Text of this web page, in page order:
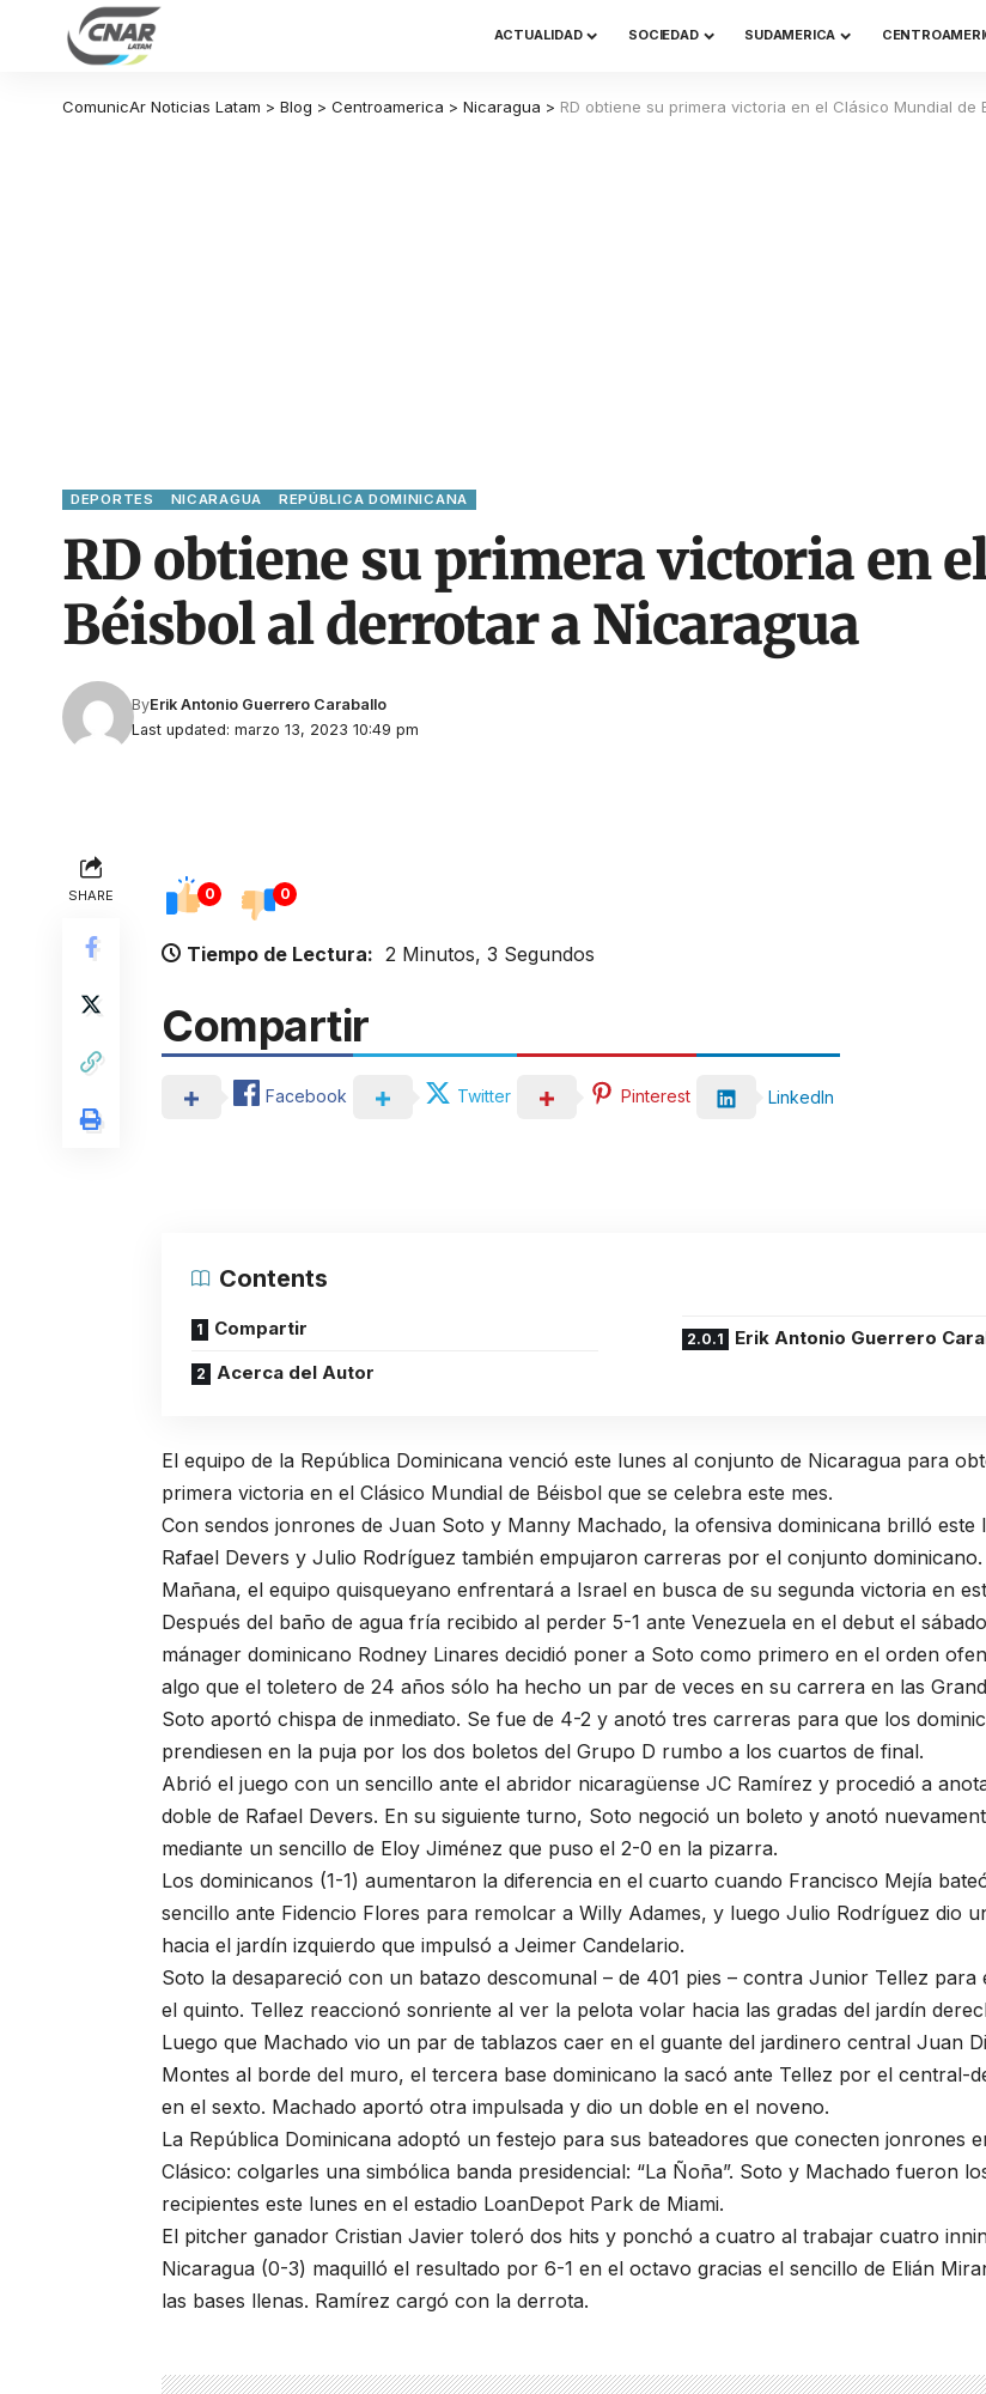
ACTUALIDAD SOCIEDAD SUDAMERICA
ComunicAr Noticias Latam > Blog > Centroamerica > Nicaragua > RD obtiene su primera victoria en el Clásico Mundial de
DEPORTES NICARAGUA REPÚBLICA DOMINICANA
RD obtiene su primera victoria en
Béisbol al derrotar a Nicaragua
Last updated: marzo 13, 2023 10:49 pm
ByErik Antonio Guerrero Caraballo
SHARE 0 0
Tiempo de Lectura: 2 Minutos, 3 Segundos
Compartir
Facebook Twitter Pinterest LinkedIn
Contents
Compartir
Acerca del Autor
Erik Antonio Guerrero
El equipo de la República Dominicana venció este lunes al conjunto de Nicaragua para
primera victoria en el Clásico Mundial de Béisbol que se celebra este mes.
Con sendos jonrones de Juan Soto y Manny Machado, la ofensiva dominicana brilló este
Rafael Devers y Julio Rodríguez también empujaron carreras por el conjunto dominicano.
Mañana, el equipo quisqueyano enfrentará a Israel en busca de su segunda victoria en
Después del baño de agua fría recibido al perder 5-1 ante Venezuela en el debut el
mánager dominicano Rodney Linares decidió poner a Soto como primero en el orden
algo que el toletero de 24 años sólo ha hecho un par de veces en su carrera en las
Soto aportó chispa de inmediato. Se fue de 4-2 y anotó tres carreras para que los
prendiesen en la puja por los dos boletos del Grupo D rumbo a los cuartos de final.
Abrió el juego con un sencillo ante el abridor nicaragüense JC Ramírez y procedió a
doble de Rafael Devers. En su siguiente turno, Soto negoció un boleto y anotó
mediante un sencillo de Eloy Jiménez que puso el 2-0 en la pizarra.
Los dominicanos (1-1) aumentaron la diferencia en el cuarto cuando Francisco Mejía
sencillo ante Fidencio Flores para remolcar a Willy Adames, y luego Julio Rodríguez dio
hacia el jardín izquierdo que impulsó a Jeimer Candelario.
Soto la desapareció con un batazo descomunal – de 401 pies – contra Junior Tellez para
el quinto. Tellez reaccionó sonriente al ver la pelota volar hacia las gradas del jardín
Luego que Machado vio un par de tablazos caer en el guante del jardinero central Juan
Montes al borde del muro, el tercera base dominicano la sacó ante Tellez por el central-
en el sexto. Machado aportó otra impulsada y dio un doble en el noveno.
La República Dominicana adoptó un festejo para sus bateadores que conecten jonrones
Clásico: colgarles una simbólica banda presidencial: “La Ñoña”. Soto y Machado fueron
recipientes este lunes en el estadio LoanDepot Park de Miami.
El pitcher ganador Cristian Javier toleró dos hits y ponchó a cuatro al trabajar cuatro
Nicaragua (0-3) maquilló el resultado por 6-1 en el octavo gracias el sencillo de Elián
las bases llenas. Ramírez cargó con la derrota.